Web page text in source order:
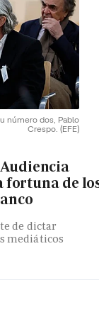
número dos, Pablo
Crespo. (EFE)
fortuna de
de dictar
mediáticos